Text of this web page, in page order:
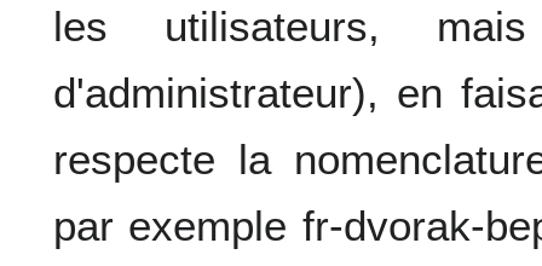
les utilisateurs,
d'administrateur), en
respecte la
par exemple fr-dvorak-